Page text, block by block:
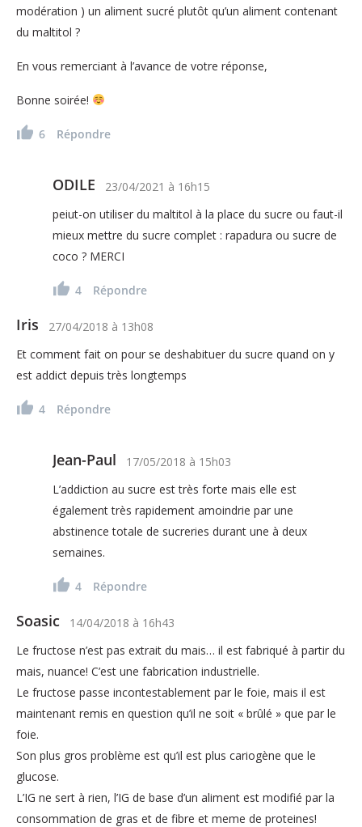
modération ) un aliment sucré plutôt qu’un aliment contenant
du maltitol ?
En vous remerciant à l’avance de votre réponse,
Bonne soirée!
6 Répondre
ODILE 23/04/2021 à 16h15
peiut-on utiliser du maltitol à la place du sucre ou faut-il
mieux mettre du sucre complet : rapadura ou sucre de
coco ? MERCI
4 Répondre
Iris 27/04/2018 à 13h08
Et comment fait on pour se deshabituer du sucre quand on y
est addict depuis très longtemps
4 Répondre
Jean-Paul 17/05/2018 à 15h03
L’addiction au sucre est très forte mais elle est
également très rapidement amoindrie par une
abstinence totale de sucreries durant une à deux
semaines.
4 Répondre
Soasic 14/04/2018 à 16h43
Le fructose n’est pas extrait du mais… il est fabriqué à partir du
mais, nuance! C’est une fabrication industrielle.
Le fructose passe incontestablement par le foie, mais il est
maintenant remis en question qu’il ne soit « brûlé » que par le
foie.
Son plus gros problème est qu’il est plus cariogène que le
glucose.
L’IG ne sert à rien, l’IG de base d’un aliment est modifié par la
consommation de gras et de fibre et meme de proteines!